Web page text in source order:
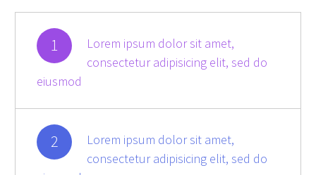
1
Lorem ipsum dolor sit amet,
consectetur adipisicing elit, sed do
eiusmod
2
Lorem ipsum dolor sit amet,
consectetur adipisicing elit, sed do